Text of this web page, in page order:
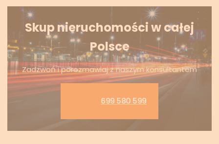
Skup nieruchomości w całej
Polsce
Zadzwoń i porozmawiaj z naszym konsultantem
699 580 599